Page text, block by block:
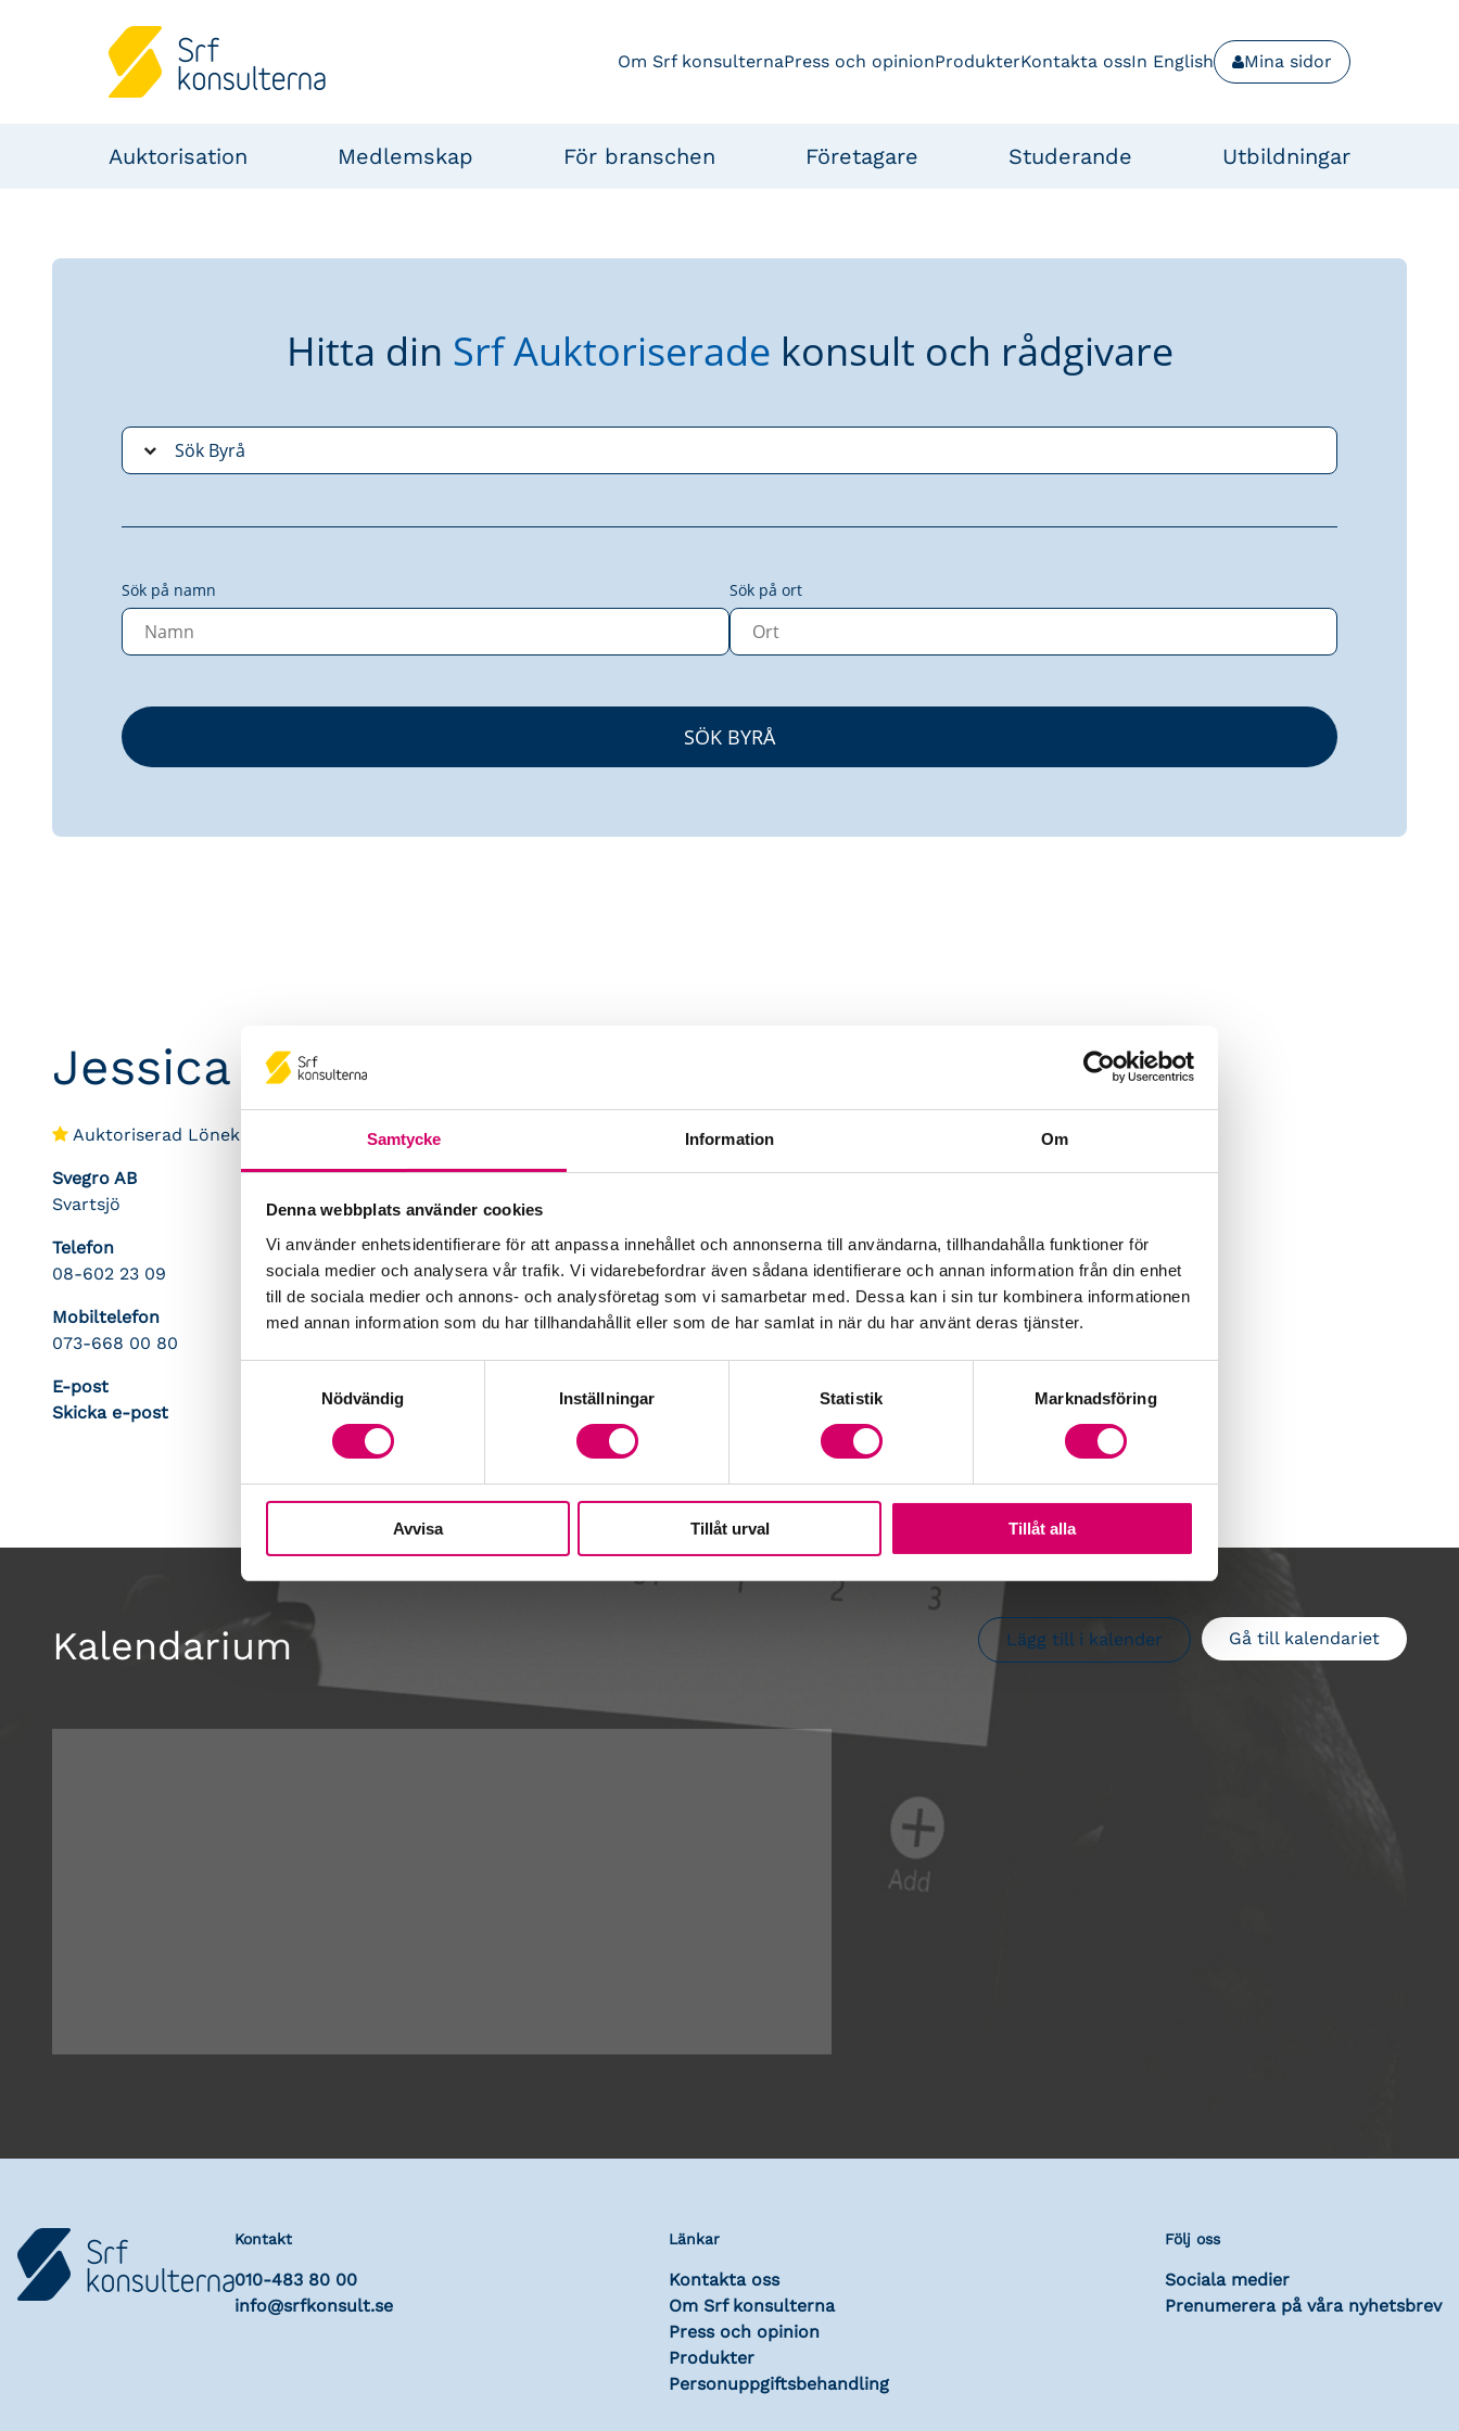
Samtycke Information Om
Denna webbplats använder cookies
Vi använder enhetsidentifierare för att anpassa innehållet och annonserna till användarna, tillhandahålla funktioner för
sociala medier och analysera vår trafik. Vi vidarebefordrar även sådana identifierare och annan information från din enhet
till de sociala medier och annons- och analysföretag som vi samarbetar med. Dessa kan i sin tur kombinera informationen
med annan information som du har tillhandahållit eller som de har samlat in när du har använt deras tjänster.
Nödvändig
Inställningar Statistik Marknadsföring
Avvisa Tillåt urval Tillåt alla
Om Srf konsulternaPress och opinionProdukterKontakta ossIn English Mina sidor
Auktorisation Medlemskap För branschen Företagare Studerande Utbildningar
Hitta din Srf Auktoriserade konsult och rådgivare
Sök på namn Sök på ort
Jessica Johansson
Auktoriserad Lönekonsult
Svegro AB
Svartsjö
Telefon
08-602 23 09
Mobiltelefon
073-668 00 80
E-post
Skicka e-post
Kalendarium Gå till kalendariet
Lägg till i kalender
Kontakt
010-483 80 00
info@srfkonsult.se
Länkar
Kontakta oss
Om Srf konsulterna
Press och opinion
Produkter
Personuppgiftsbehandling
Följ oss
Sociala medier
Prenumerera på våra nyhetsbrev